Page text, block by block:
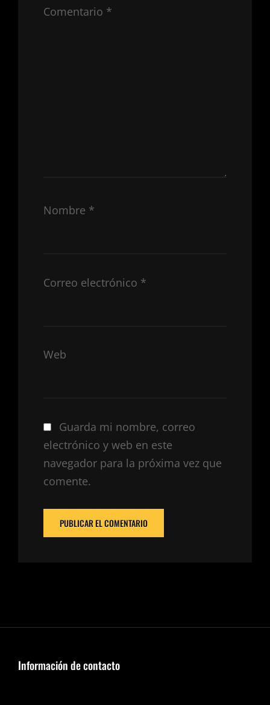
Comentario *
Nombre *
Correo electrónico *
Web
Guarda mi nombre, correo
electrónico y web en este
navegador para la próxima vez que
comente.
Información de contacto